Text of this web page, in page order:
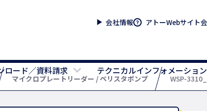
会社情報 アトーWebサイト
ロード／資料請求 テクニカルインフォメーション
マイクロプレートリーダー / ペリスタポンプ WSP-